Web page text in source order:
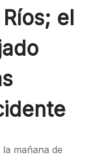
el
mañana de